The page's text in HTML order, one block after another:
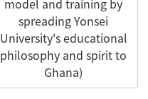
model and training by
spreading Yonsei
University's educational
philosophy and spirit to
Ghana)